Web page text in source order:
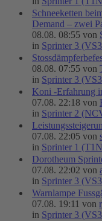
Schneeketten
Demand – zwei
08.08. 08:55 von
in Sprinter 3
08.08. 07:55 von
in Sprinter 3
Koni -Erfahrung
07.08. 22:18 von
in Sprinter 2
07.08. 22:05 von
in Sprinter 1
Dorotheum
07.08. 22:02 von
in Sprinter 3
Warnlampe
07.08. 19:11 von
in Sprinter 3